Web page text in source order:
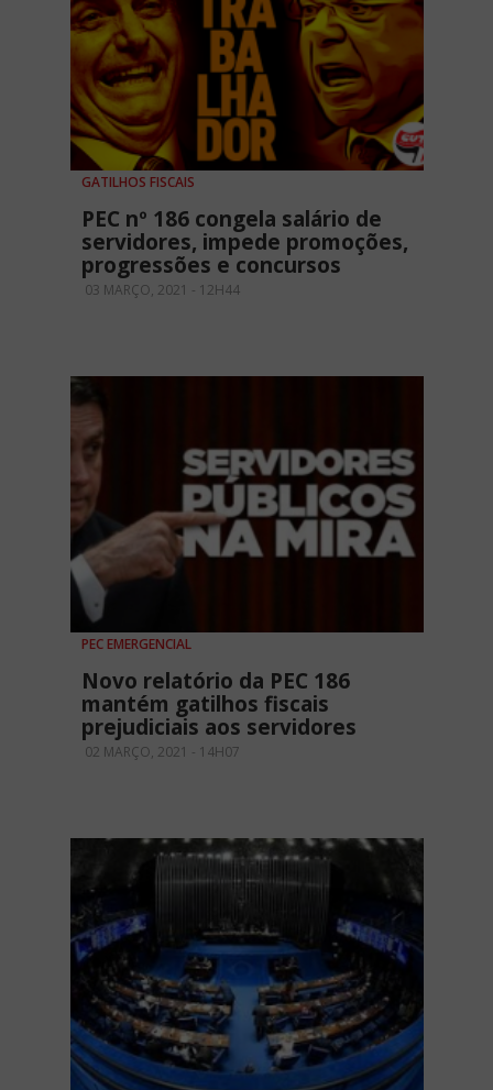
GATILHOS FISCAIS
PEC nº 186 congela salário de
servidores, impede promoções,
progressões e concursos
03 MARÇO, 2021 - 12H44
PEC EMERGENCIAL
Novo relatório da PEC 186
mantém gatilhos fiscais
prejudiciais aos servidores
02 MARÇO, 2021 - 14H07